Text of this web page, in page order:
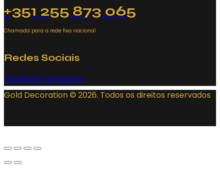
+351 255 873 065
Chamada para a rede fixa nacional
Redes Sociais
Facebook Instagram
Gold Decoration© 2026. Todos os direitos reservados